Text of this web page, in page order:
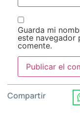
Guarda mi
este navegador
comente.
Compartir